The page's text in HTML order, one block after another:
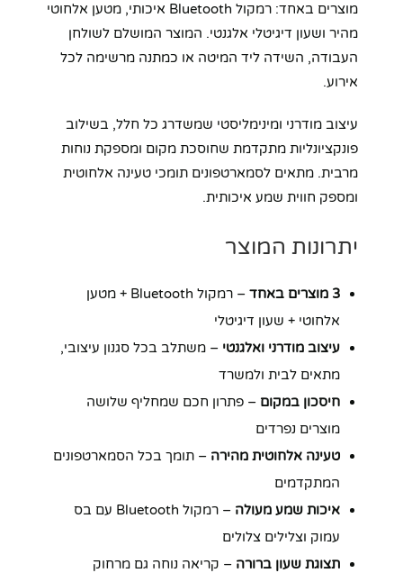
מוצרים באחד: רמקול Bluetooth איכותי, מטען אלחוטי
מהיר ושעון דיגיטלי אלגנטי. המוצר המושלם לשולחן
העבודה, השידה ליד המיטה או כמתנה מרשימה לכל
אירוע.
עיצוב מודרני ומינימליסטי שמשדרג כל חלל, בשילוב
פונקציונליות מתקדמת שחוסכת מקום ומספקת נוחות
מרבית. מתאים לסמארטפונים תומכי טעינה אלחוטית
ומספק חווית שמע איכותית.
יתרונות המוצר
3 מוצרים באחד
– רמקול Bluetooth + מטען
אלחוטי + שעון דיגיטלי
עיצוב מודרני ואלגנטי – משתלב בכל סגנון עיצובי,
מתאים לבית ולמשרד
חיסכון במקום – פתרון חכם שמחליף שלושה
מוצרים נפרדים
טעינה אלחוטית מהירה – תומך בכל הסמארטפונים
המתקדמים
איכות שמע מעולה
– רמקול Bluetooth עם בס
עמוק וצלילים צלולים
תצוגת שעון ברורה – קריאה נוחה גם מרחוק